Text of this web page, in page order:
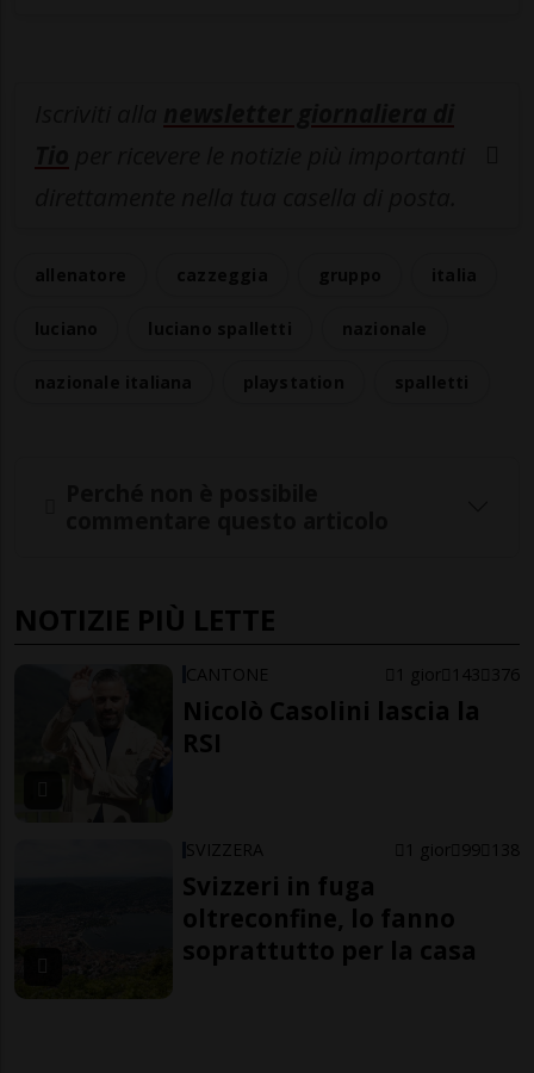
NOTIZIE PIÙ LETTE
CANTONE 1 gior 143 376
Nicolò Casolini lascia la
RSI
SVIZZERA 1 gior 99 138
Svizzeri in fuga
oltreconfine, lo fanno
soprattutto per la casa